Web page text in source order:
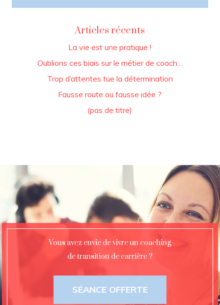
Articles récents
La vie est une pratique !
Oublions ces biais sur le métier de coach…
Trop d’attentes tue la détermination
Fausse route ou fausse idée ?
(pas de titre)
Vous avez envie de vivre un coaching
de transition de carrière ?
SÉANCE OFFERTE